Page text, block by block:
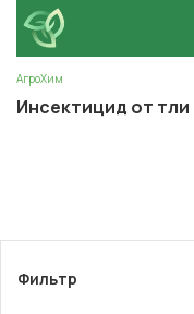
АгроХим
Инсектицид от тли
Фильтр